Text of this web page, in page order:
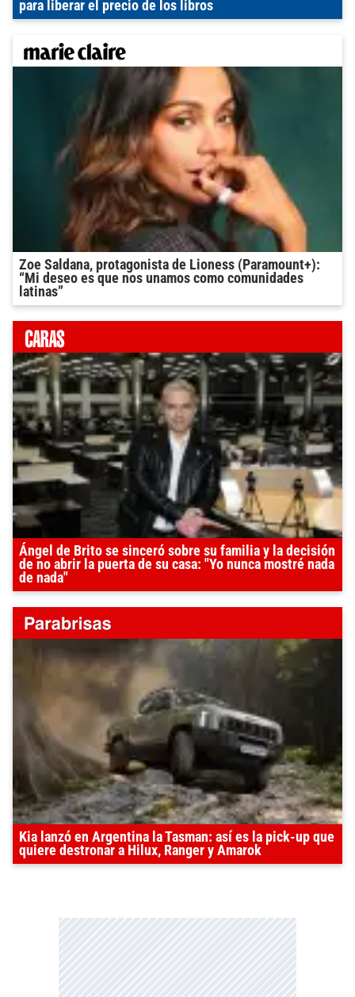
para liberar el precio de los libros
Zoe Saldana, protagonista de Lioness (Paramount+):
“Mi deseo es que nos unamos como comunidades
latinas”
Ángel de Brito se sinceró sobre su familia y la decisión
de no abrir la puerta de su casa: "Yo nunca mostré nada
de nada"
Kia lanzó en Argentina la Tasman: así es la pick-up que
quiere destronar a Hilux, Ranger y Amarok